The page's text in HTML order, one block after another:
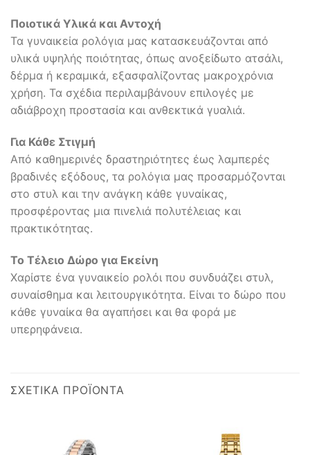
Ποιοτικά Υλικά και Αντοχή
Τα γυναικεία ρολόγια μας κατασκευάζονται από
υλικά υψηλής ποιότητας, όπως ανοξείδωτο ατσάλι,
δέρμα ή κεραμικά, εξασφαλίζοντας μακροχρόνια
χρήση. Τα σχέδια περιλαμβάνουν επιλογές με
αδιάβροχη προστασία και ανθεκτικά γυαλιά.
Για Κάθε Στιγμή
Από καθημερινές δραστηριότητες έως λαμπερές
βραδινές εξόδους, τα ρολόγια μας προσαρμόζονται
στο στυλ και την ανάγκη κάθε γυναίκας,
προσφέροντας μια πινελιά πολυτέλειας και
πρακτικότητας.
Το Τέλειο Δώρο για Εκείνη
Χαρίστε ένα γυναικείο ρολόι που συνδυάζει στυλ,
συναίσθημα και λειτουργικότητα. Είναι το δώρο που
κάθε γυναίκα θα αγαπήσει και θα φορά με
υπερηφάνεια.
ΣΧΕΤΙΚΆ ΠΡΟΪΌΝΤΑ